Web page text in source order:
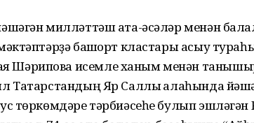
милләттәш ата-әсәләр менән
башҡорт кластары асыу
Шәрипова исемле ханым менән
Татарстандың Яр Саллы ҡалаһында
төркөмдәре тәрбиәсеһе булып эшләгән